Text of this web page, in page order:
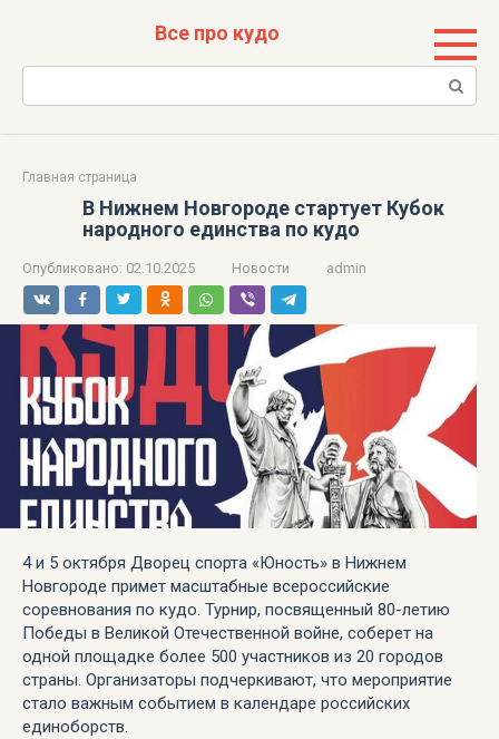
Все про кудо
Поиск:
Главная страница
В Нижнем Новгороде стартует Кубок
народного единства по кудо
Опубликовано: 02.10.2025 Новости admin
4 и 5 октября Дворец спорта «Юность» в Нижнем
Новгороде примет масштабные всероссийские
соревнования по кудо. Турнир, посвященный 80-летию
Победы в Великой Отечественной войне, соберет на
одной площадке более 500 участников из 20 городов
страны. Организаторы подчеркивают, что мероприятие
стало важным событием в календаре российских
единоборств.